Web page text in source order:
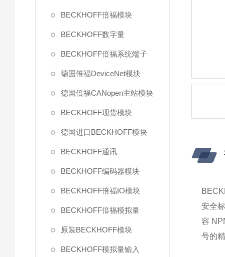
BECKHOFF倍福模块
BECKHOFF数字量
BECKHOFF倍福系统端子
德国倍福DeviceNet模块
德国倍福CANopen主站模块
BECKHOFF现货模块
德国进口BECKHOFF模块
BECKHOFF通讯
BECKHOFF编码器模块
BECKHOFF倍福IO模块
BECKHOFF倍福模拟量
原装BECKHOFF模块
BECKHOFF模拟量输入
安全
容
号的